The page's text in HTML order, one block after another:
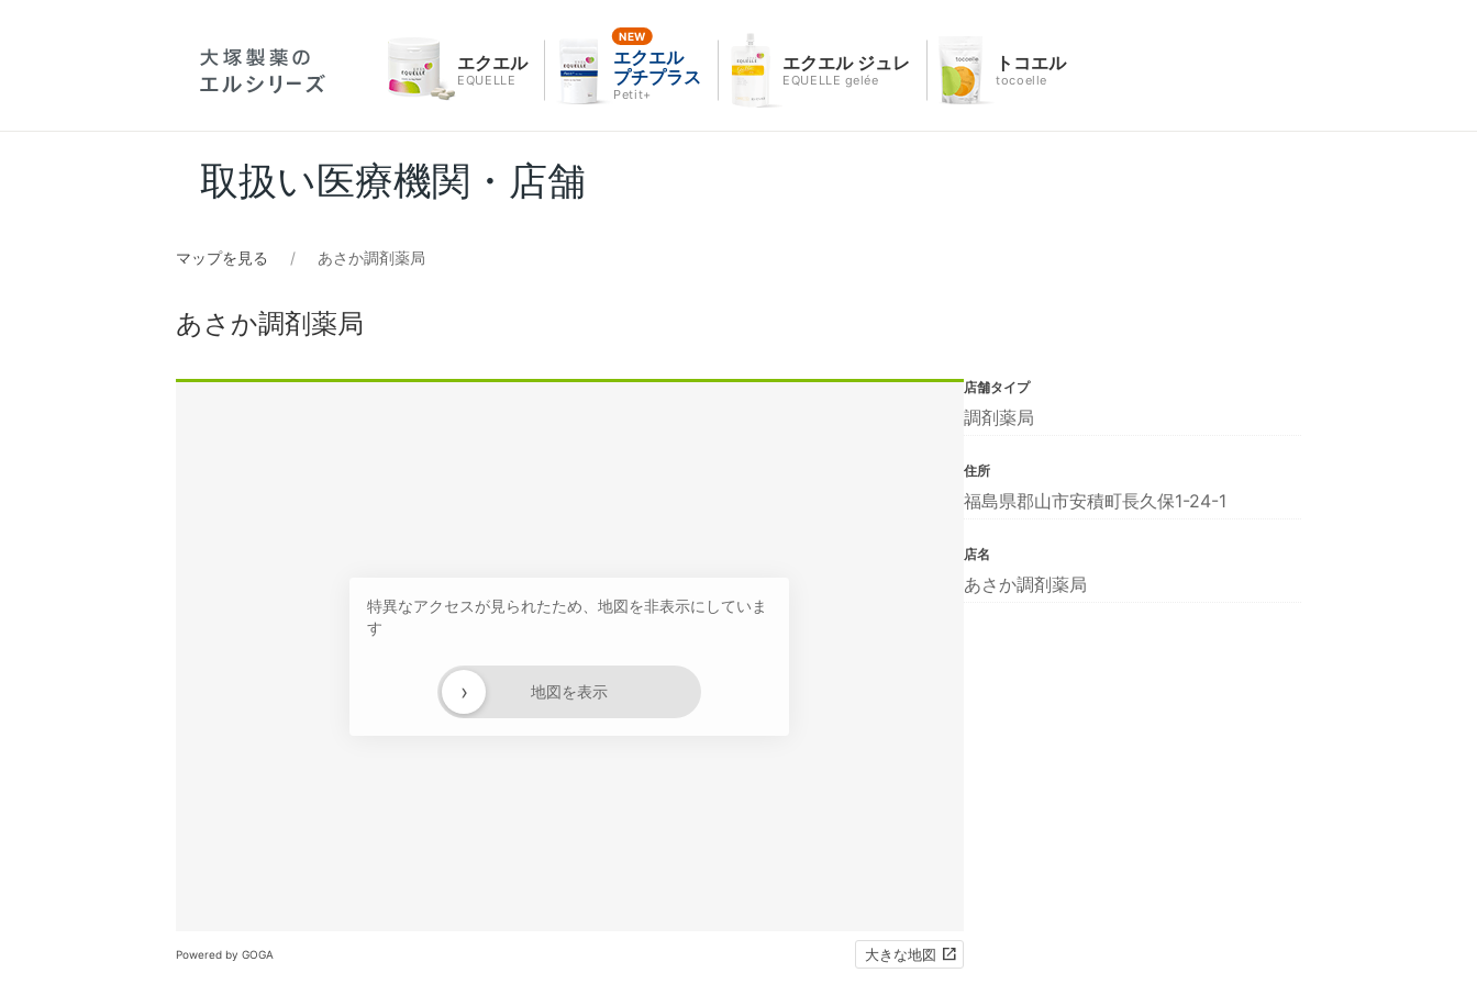
エクエル
EQUELLE
エクエル
プチプラス
Petit+
エクエル ジュレ
EQUELLE gelée
トコエル
tocoelle
取扱い医療機関・店舗
マップを見る あさか調剤薬局
あさか調剤薬局
特異なアクセスが見られたため、地図を非表示にしていま
す
地図を表示
›
Powered by GOGA 大きな地図
店舗タイプ
調剤薬局
住所
福島県郡山市安積町長久保1-24-1
店名
あさか調剤薬局